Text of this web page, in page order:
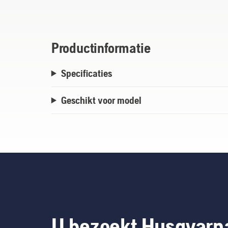
Productinformatie
Specificaties
Geschikt voor model